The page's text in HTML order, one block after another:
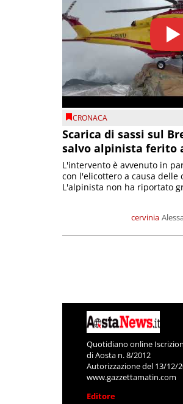
CRONACA
Scarica di sassi sul
salvo alpinista ferito
cervinia
L'intervento è avvenuto in
con l'elicottero a causa delle
L'alpinista non ha riportato
Quotidiano online
di Aosta n. 8/2012
Autorizzazione del 13/12/
www.gazzettamatin.com
Editore